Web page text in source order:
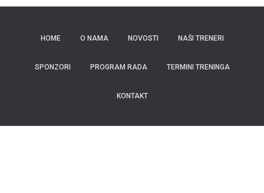
HOME O NAMA NOVOSTI NAŠI TRENERI
SPONZORI PROGRAM RADA TERMINI TRENINGA
KONTAKT